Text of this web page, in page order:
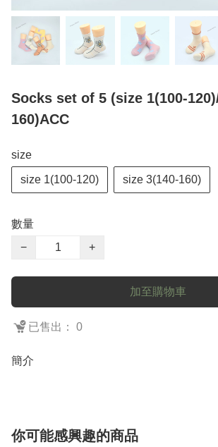
Socks set of 5 (size 1(100-
160)ACC
size
size 1(100-120) size 3(140-160)
數量
−
+
加至購物車
已售出： 0
簡介
你可能感興趣的商品